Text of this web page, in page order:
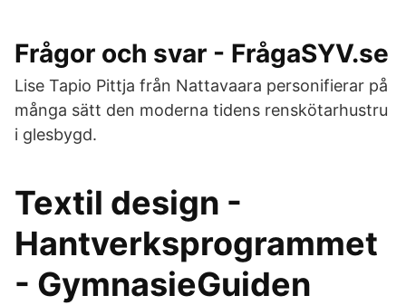
Frågor och svar - FrågaSYV.se
Lise Tapio Pittja från Nattavaara personifierar på
många sätt den moderna tidens renskötarhustru
i glesbygd.
Textil design -
Hantverksprogrammet
- GymnasieGuiden